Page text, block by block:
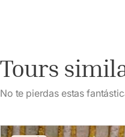
Tours
No te pierdas estas